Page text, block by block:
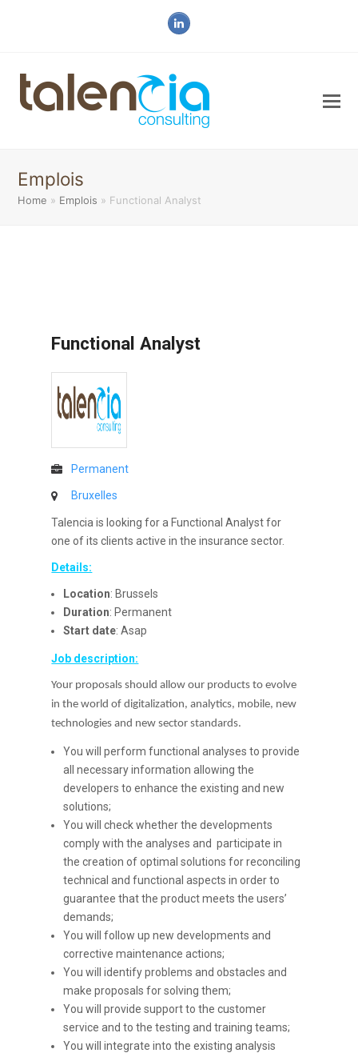
LinkedIn
Emplois
Home » Emplois » Functional Analyst
Functional Analyst
Permanent
Bruxelles
Talencia is looking for a Functional Analyst for
one of its clients active in the insurance sector.
Details:
Location: Brussels
Duration: Permanent
Start date: Asap
Job description:
Your proposals should allow our products to evolve
in the world of digitalization, analytics, mobile, new
technologies and new sector standards.
You will perform functional analyses to provide
all necessary information allowing the
developers to enhance the existing and new
solutions;
You will check whether the developments
comply with the analyses and participate in
the creation of optimal solutions for reconciling
technical and functional aspects in order to
guarantee that the product meets the users’
demands;
You will follow up new developments and
corrective maintenance actions;
You will identify problems and obstacles and
make proposals for solving them;
You will provide support to the customer
service and to the testing and training teams;
You will integrate into the existing analysis